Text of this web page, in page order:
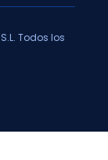
Todos los